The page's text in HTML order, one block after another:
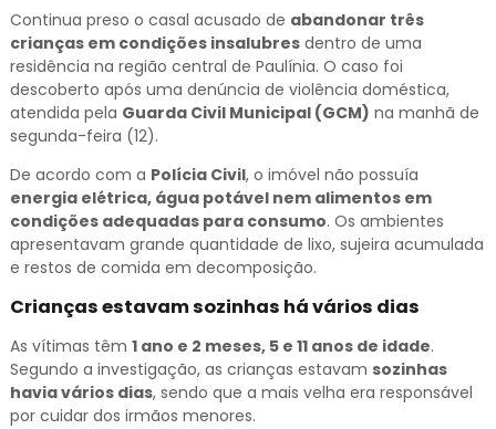
Continua preso o casal acusado de abandonar três
crianças em condições insalubresdentro de uma
residência na região central de Paulínia. O caso foi
descoberto após uma denúncia de violência doméstica,
atendida pela Guarda Civil Municipal (GCM) na manhã de
segunda-feira (12).
De acordo com a Polícia Civil, o imóvel não possuía
energia elétrica, água potável nem alimentos em
condições adequadas para consumo. Os ambientes
apresentavam grande quantidade de lixo, sujeira acumulada
e restos de comida em decomposição.
Crianças estavam sozinhas há vários dias
As vítimas têm 1 ano e 2 meses, 5 e 11 anos de idade.
Segundo a investigação, as crianças estavam sozinhas
havia vários dias, sendo que a mais velha era responsável
por cuidar dos irmãos menores.